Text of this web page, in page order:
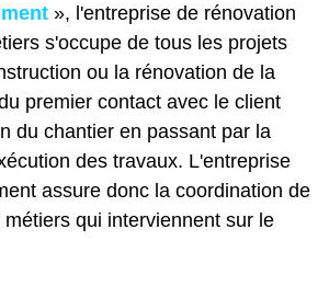
», l'entreprise de rénovation
s'occupe de tous les projets
ou la rénovation de la
premier contact avec le client
du chantier en passant par la
des travaux. L'entreprise
assure donc la coordination de
qui interviennent sur le